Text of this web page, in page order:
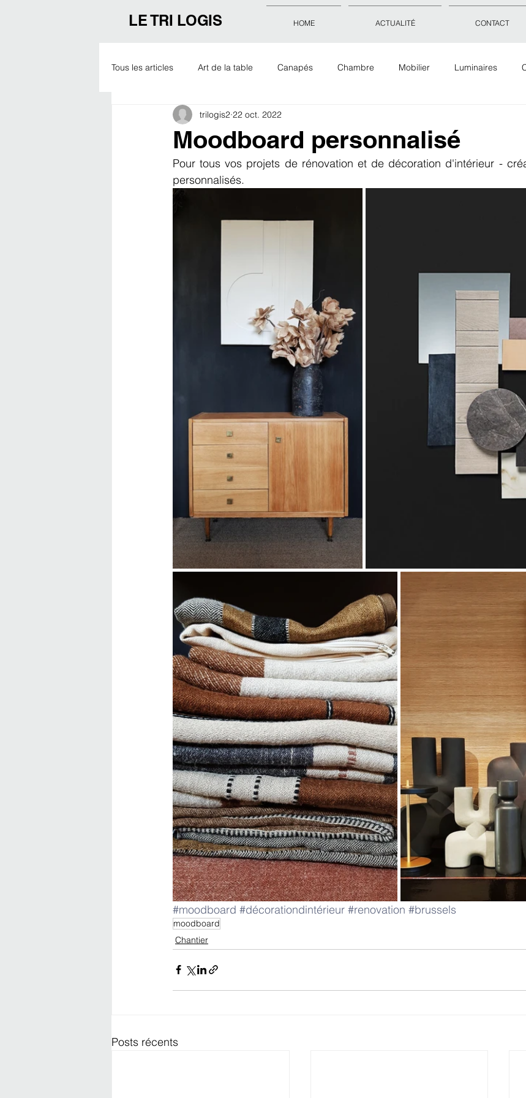
LE TRI LOGIS HOME ACTUALITÉ CONTACT
Tous les articles Art de la table Canapés Chambre Mobilier Luminaires
Noël Expo Objets déco
Moodboard personnalisé
trilogis2 22 oct. 2022
Pour tous vos projets de rénovation et de décoration d'intérieur -
personnalisés.
#moodboard #décorationdintérieur #renovation #brussels
moodboard
Chantier
Posts récents